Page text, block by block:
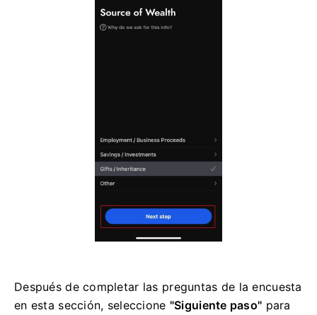
Después de completar las preguntas de la encuesta
en esta sección, seleccione "Siguiente paso" para